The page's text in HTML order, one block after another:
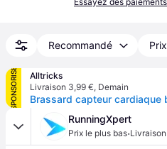
Recommandé
SPONSORISÉ
Alltricks
Livraison 3,99 €, Demain
RunningXpert
Prix le plus bas·